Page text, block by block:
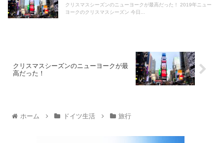
クリスマスシーズンのニューヨークが最高だった！ 2019年ニュー
ヨークのクリスマスシーズン 今日...
クリスマスシーズンのニューヨークが最
高だった！
ホーム ドイツ生活 旅行